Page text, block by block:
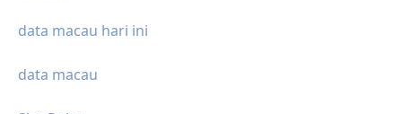
data macau hari ini
data macau